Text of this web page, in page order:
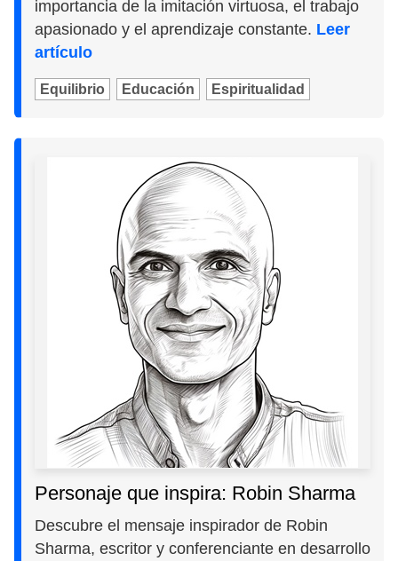
importancia de la imitación virtuosa, el trabajo
apasionado y el aprendizaje constante. Leer
artículo
Equilibrio Educación Espiritualidad
Personaje que inspira: Robin Sharma
Descubre el mensaje inspirador de Robin
Sharma, escritor y conferenciante en desarrollo